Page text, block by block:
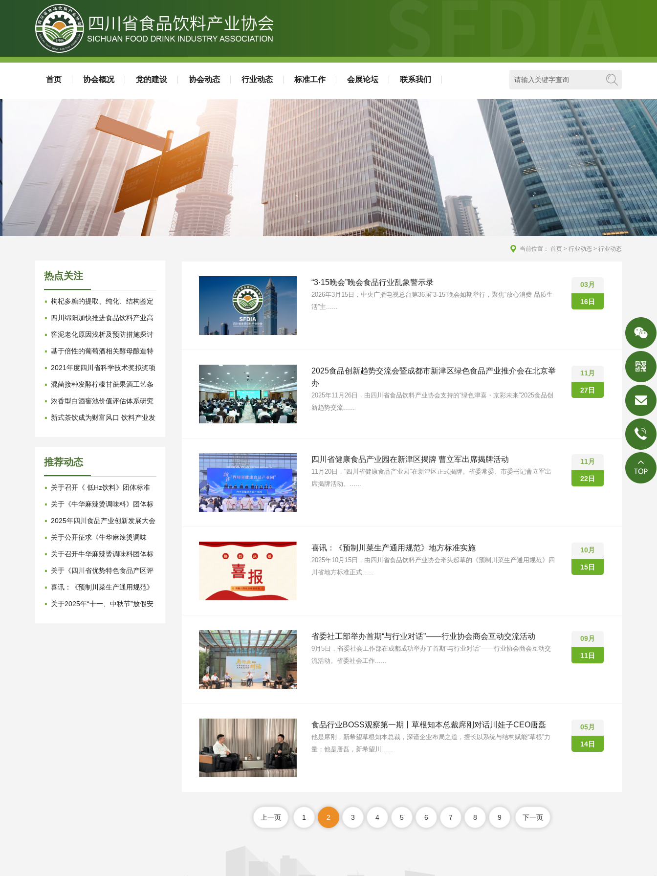
首页 协会概况 党的建设 协会动态 行业动态 标准工作 会展论坛 联系我们
热点关注
· 枸杞多糖的提取、纯化、结构鉴定
及药理作用研究进展
· 四川绵阳加快推进食品饮料产业高
质量发展
· 窖泥老化原因浅析及预防措施探讨
· 基于倍性的葡萄酒相关酵母酿造特
性研究进展
· 2021年度四川省科学技术奖拟奖项
目公示 涉及食品领域24项
· 混菌接种发酵柠檬甘蔗果酒工艺条
件优化
· 浓香型白酒窖池价值评估体系研究
（二） ——窖池价值的评估方法
· 新式茶饮成为财富风口 饮料产业发
推荐动态
· 关于召开《 低Hz饮料》团体标准
评审会议的通知
· 关于《牛华麻辣烫调味料》团体标
准发布的公告
· 2025年四川食品产业创新发展大会
暨供需对接活动在新津举行
· 关于公开征求《牛华麻辣烫调味
料》团体标准意见的函
· 关于召开牛华麻辣烫调味料团体标
准专家评审会的通知
· 关于《四川省优势特色食品产区评
价规范》等四项团标发布公告
· 喜讯：《预制川菜生产通用规范》
地方标准实施
· 关于2025年“十一、中秋节”放假安
当前位置： 首页 > 行业动态 > 行业动态
“3·15晚会”晚会食品行业乱象警示录
2026年3月15日，中央广播电视总台第36届“3·15”晚会如期举行，聚焦“放心消费 品质生
活”主......
03月
16日
2025食品创新趋势交流会暨成都市新津区绿色食品产业推介会在北京举
办
2025年11月26日，由四川省食品饮料产业协会支持的“绿色津喜・京彩未来”2025食品创
新趋势交流......
11月
27日
四川省健康食品产业园在新津区揭牌 曹立军出席揭牌活动
11月20日，“四川省健康食品产业园”在新津区正式揭牌。省委常委、市委书记曹立军出
席揭牌活动。......
11月
22日
喜讯：《预制川菜生产通用规范》地方标准实施
2025年10月15日，由四川省食品饮料产业协会牵头起草的《预制川菜生产通用规范》四
川省地方标准正式......
10月
15日
省委社工部举办首期“与行业对话”——行业协会商会互动交流活动
9月5日，省委社会工作部在成都成功举办了首期“与行业对话”——行业协会商会互动交
流活动。省委社会工作......
09月
11日
食品行业BOSS观察第一期丨草根知本总裁席刚对话川娃子CEO唐磊
他是席刚，新希望草根知本总裁，深谙企业布局之道，擅长以系统与结构赋能“草根”力
量；他是唐磊，新希望川......
05月
14日
上一页 1 2 3 4 5 6 7 8 9 下一页